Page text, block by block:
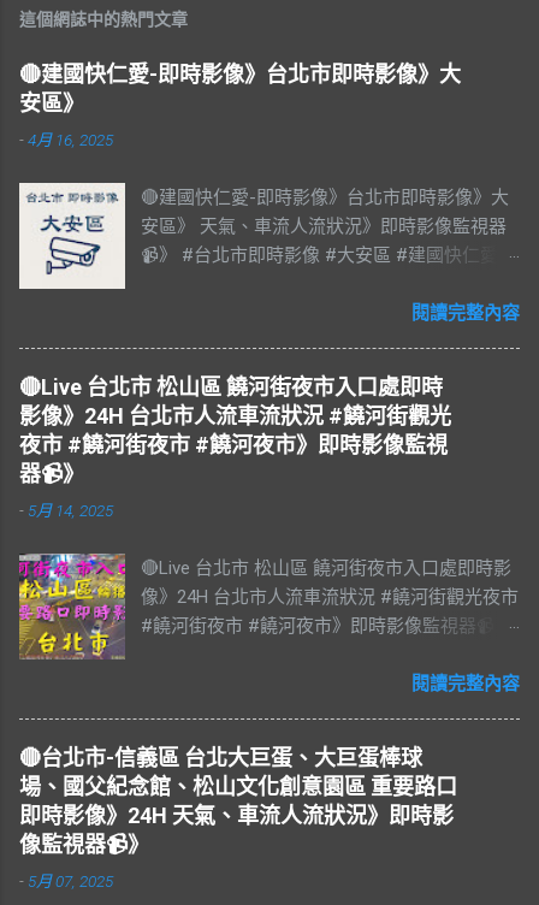
這個網誌中的熱門文章
🔴建國快仁愛-即時影像》台北市即時影像》大
安區》
-4月 16, 2025
🔴建國快仁愛-即時影像》台北市即時影像》大
安區》 天氣、車流人流狀況》即時影像監視器
📹》 #台北市即時影像 #大安區 #建國快仁愛 #
#LIVE #直播 #即時路況 #即時影像監視器 #台
源：台北市政府交通局 交通部公路局
閱讀完整內容
🔴Live 台北市 松山區 饒河街夜市入口處即時
影像》24H 台北市人流車流狀況 #饒河街觀光
夜市 #饒河街夜市 #饒河夜市》即時影像監視
器📹》
- 5月 14, 2025
🔴Live 台北市 松山區 饒河街夜市入口處即時影
像》24H 台北市人流車流狀況 #饒河街觀光夜市
#饒河街夜市 #饒河夜市》即時影像監視器📹》
直播 #即時路況 #即時影像監視器 #饒河夜市即
市 #臺北市 #台北市 #松山車站 #觀光夜市 #松
山區 #松山慈祐宮 #台灣夜市 #夜市 #台北市即
時影像 #JAZZ #JAZZY #爵士樂 #Blues #藍調
#R&B & #Soul #節奏藍調 #靈魂樂 #music #音
閱讀完整內容
🔴台北市-信義區 台北大巨蛋、大巨蛋棒球
場、國父紀念館、松山文化創意園區 重要路口
即時影像》24H 天氣、車流人流狀況》即時影
像監視器📹》
- 5月 07, 2025